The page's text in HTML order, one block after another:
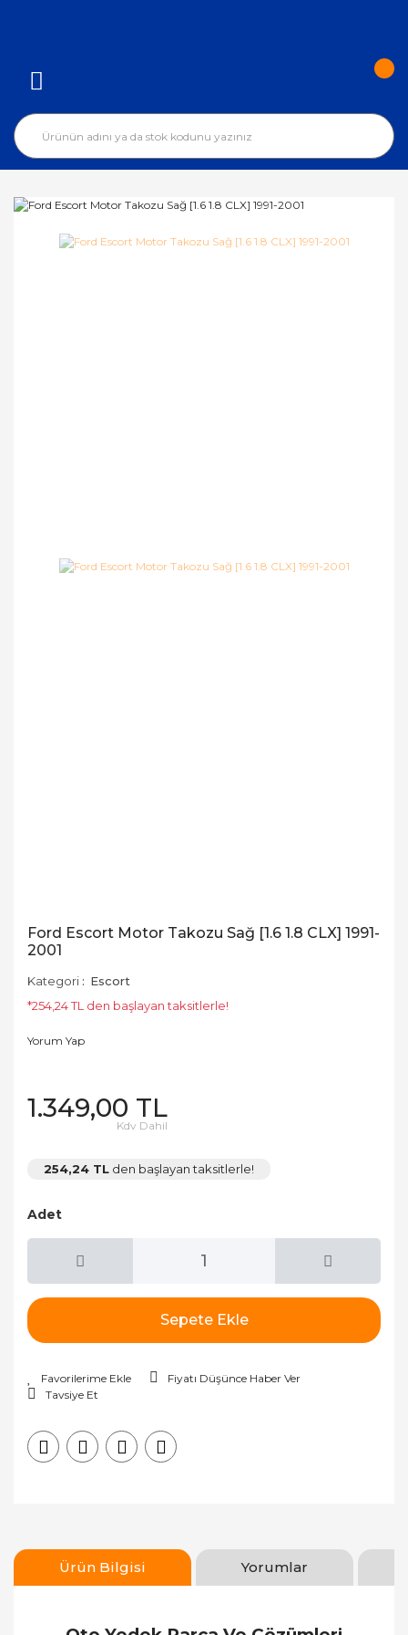
Ford Escort Motor Takozu Sağ [1.6 1.8 CLX] 1991-
2001
Kategori
Escort
*254,24 TL den başlayan taksitlerle!
Yorum Yap
1.349,00 TL
Kdv Dahil
254,24 TL den başlayan taksitlerle!
Adet
Sepete Ekle
Fiyatı Düşünce Haber Ver
Tavsiye Et
Ürün Bilgisi Yorumlar